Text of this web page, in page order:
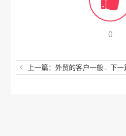
0
上一篇：外贸的客户一般从哪里找？每个人都忽视了这个